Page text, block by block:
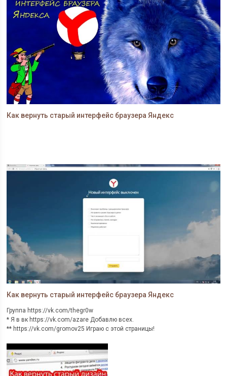
Как вернуть старый интерфейс браузера Яндекс
Как вернуть старый интерфейс браузера Яндекс
Группа https://vk.com/thegr0w
* Я в вк https://vk.com/azare Добавлю всех.
** https://vk.com/gromov25 Играю с этой страницы!